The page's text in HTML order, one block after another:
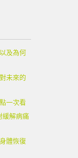
及為何
未來的
一次看
緩解病痛
體恢復